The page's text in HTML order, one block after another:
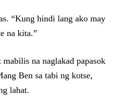
“Kung hindi lang ako may
na kita.”
na naglakad papasok
Ben sa tabi ng kotse,
lahat.